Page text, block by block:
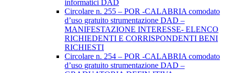
informatici DAD
Circolare n. 255 – POR -CALABRIA comodato
d’uso gratuito strumentazione DAD –
MANIFESTAZIONE INTERESSE- ELENCO
RICHIEDENTI E CORRISPONDENTI BENI
RICHIESTI
Circolare n. 254 – POR -CALABRIA comodato
d’uso gratuito strumentazione DAD –